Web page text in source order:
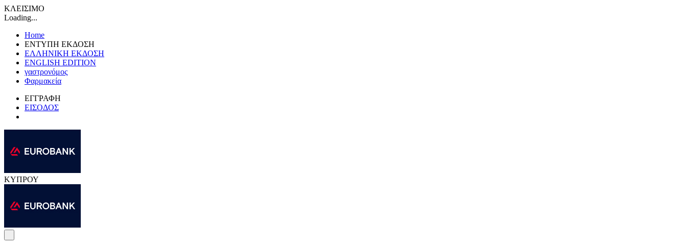
ΚΛΕΙΣΙΜΟ
Loading...
Home
ΕΝΤΥΠΗ ΕΚΔΟΣΗ
ΕΛΛΗΝΙΚΗ ΕΚΔΟΣΗ
ENGLISH EDITION
γαστρονόμος
Φαρμακεία
ΕΓΓΡΑΦΗ
ΕΙΣΟΔΟΣ
ΚΥΠΡΟΥ